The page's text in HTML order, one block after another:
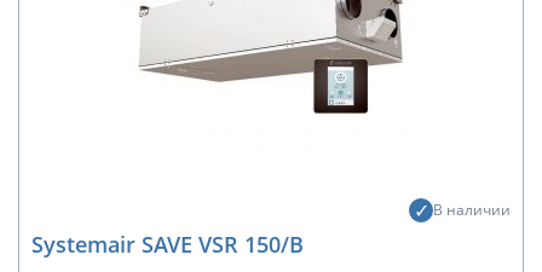
В наличии
Systemair SAVE VSR 150/B